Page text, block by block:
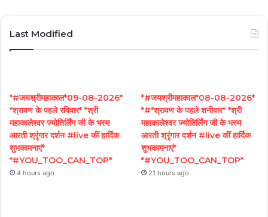
Last Modified
*#जयश्रीमहाकाल*09-08-2026*
*श्रावण के पहले रविवार* *श्री
महाकालेश्वर ज्योतिर्लिंग जी के भस्म
आरती श्रृंगार दर्शन #live कीं हार्दिक
शुभकामनाएं*
*#YOU_TOO_CAN_TOP*
4 hours ago
*#जयश्रीमहाकाल*08-08-2026*
*#*श्रावण के पहले शनीवार* *श्री
महाकालेश्वर ज्योतिर्लिंग जी के भस्म
आरती श्रृंगार दर्शन #live कीं हार्दिक
शुभकामनाएं*
*#YOU_TOO_CAN_TOP*
21 hours ago